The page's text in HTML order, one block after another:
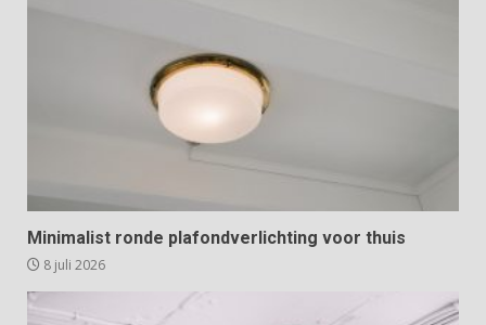
Minimalist ronde plafondverlichting voor thuis
8 juli 2026